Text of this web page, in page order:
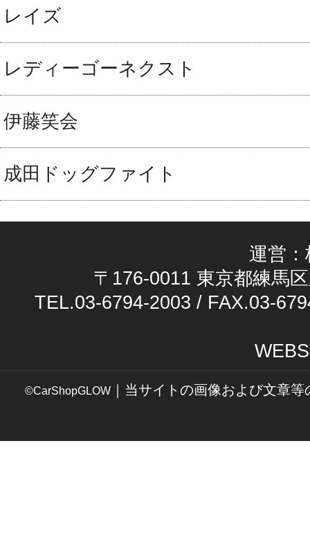
レイズ
レディーゴーネクスト
伊藤笑会
成田ドッグファイト
運営
〒176-0011 東京都練馬
TEL.03-6794-2003 / FAX.03-
©CarShopGLOW ｜当サイトの画像および文章